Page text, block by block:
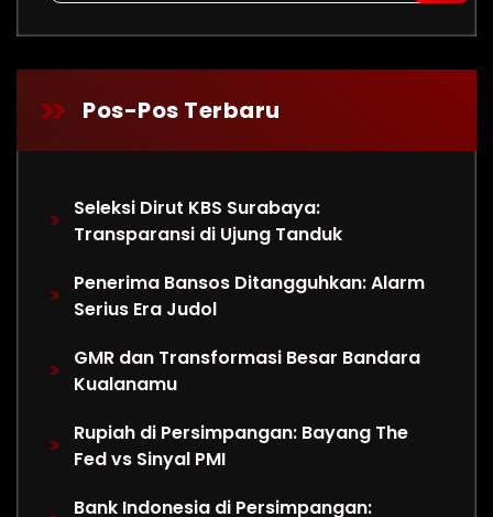
Pos-Pos Terbaru
Seleksi Dirut KBS Surabaya:
Transparansi di Ujung Tanduk
Penerima Bansos Ditangguhkan: Alarm
Serius Era Judol
GMR dan Transformasi Besar Bandara
Kualanamu
Rupiah di Persimpangan: Bayang The
Fed vs Sinyal PMI
Bank Indonesia di Persimpangan: